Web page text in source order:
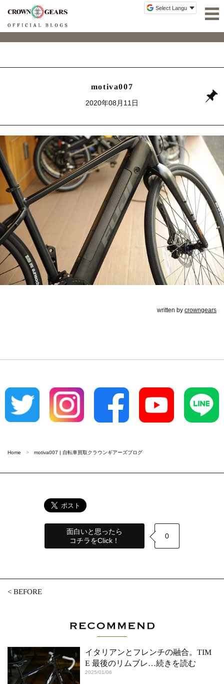
motiva007
2020年08月11日
written by crowngears
Home motiva007 | 自転車買取クラウンギアーズブログ
面白いと思ったら
コチラをClick！
0
<BEFORE
イタリアンとフレンチの融合。TIM
E 最後のリムブレ …続きを読む
2025/01/06